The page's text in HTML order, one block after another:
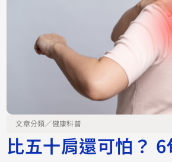
文章分類／健康科普
比五十肩還可怕？